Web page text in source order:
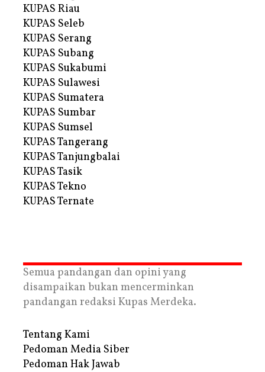
KUPAS Riau
KUPAS Seleb
KUPAS Serang
KUPAS Subang
KUPAS Sukabumi
KUPAS Sulawesi
KUPAS Sumatera
KUPAS Sumbar
KUPAS Sumsel
KUPAS Tangerang
KUPAS Tanjungbalai
KUPAS Tasik
KUPAS Tekno
KUPAS Ternate
Semua pandangan dan opini yang
disampaikan bukan mencerminkan
pandangan redaksi Kupas Merdeka.
Tentang Kami
Pedoman Media Siber
Pedoman Hak Jawab